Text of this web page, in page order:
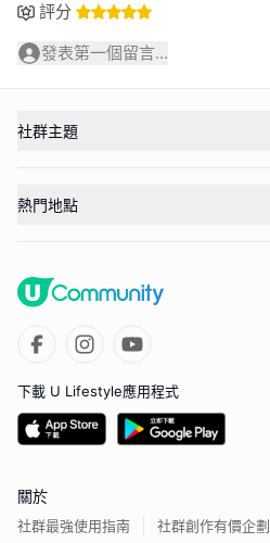
評分
發表第一個留言...
社群主題
熱門地點
下載 U Lifestyle應用程式
關於
社群最強使用指南 社群創作有價企劃